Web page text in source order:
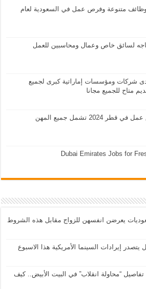
في السعودية 2024 وظائف متنوعة وفرص عمل في السعودية لعام
في الكويت 2024 بحاجه لسائق خاص وعمال ومحاسبين للعمل
في الامارات 2024 لدى شركات ومؤسسات إماراتية كبرى لجميع
متاح للجميع مجانا
وظائف في قطر 2024 فرص عمل في قطر 2024 تشمل جميع المهن
Dubai Emirates Jobs for
يعرضن انفسهن للزواج مقابل هذه الشروط
“محاولة انقلاب” في البيت الأبيض.. كيف